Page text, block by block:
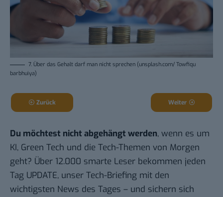
7. Über das Gehalt darf man nicht sprechen (unsplash.com/ Towfiqu
barbhuiya)
Zurück Weiter
Du möchtest nicht abgehängt werden, wenn es um
KI, Green Tech und die Tech-Themen von Morgen
geht? Über 12.000 smarte Leser bekommen jeden
Tag UPDATE, unser Tech-Briefing mit den
wichtigsten News des Tages – und sichern sich